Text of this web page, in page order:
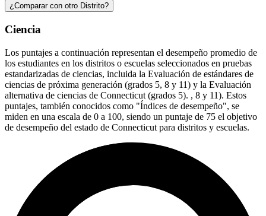
¿Comparar con otro Distrito?
Ciencia
Los puntajes a continuación representan el desempeño promedio de
los estudiantes en los distritos o escuelas seleccionados en pruebas
estandarizadas de ciencias, incluida la Evaluación de estándares de
ciencias de próxima generación (grados 5, 8 y 11) y la Evaluación
alternativa de ciencias de Connecticut (grados 5). , 8 y 11). Estos
puntajes, también conocidos como "Índices de desempeño", se
miden en una escala de 0 a 100, siendo un puntaje de 75 el objetivo
de desempeño del estado de Connecticut para distritos y escuelas.